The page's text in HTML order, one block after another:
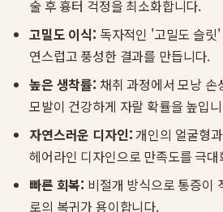
술 후 흉터 걱정을 최소화합니다.
고밀도 이식: 독자적인 '고밀도 슬
연스럽고 풍성한 결과를 만듭니다.
높은 생착률: 채취 과정에서 모낭
모발이 건강하게 자랄 확률을 높입
자연스러운 디자인:개인의 얼굴형
헤어라인 디자인으로 만족도를 극
빠른 회복: 비절개 방식으로 통증이
로의 복귀가 용이합니다.